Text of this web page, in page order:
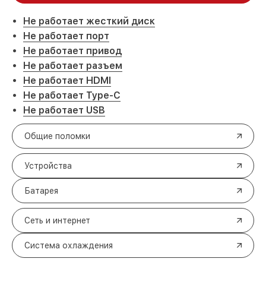
Не работает жесткий диск
Не работает порт
Не работает привод
Не работает разъем
Не работает HDMI
Не работает Type-C
Не работает USB
Общие поломки
Устройства
Батарея
Сеть и интернет
Система охлаждения